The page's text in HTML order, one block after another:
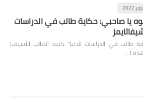
يا صاحبي: حكاية طالب في الدراسات
طالب في الدراسات الدنيا" كتبه الطالب الأسيف|
ا…